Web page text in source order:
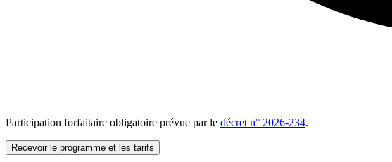
Participation forfaitaire obligatoire prévue par le décret n° 2026-234.
Recevoir le programme et les tarifs